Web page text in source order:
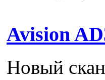
Avision
Новый